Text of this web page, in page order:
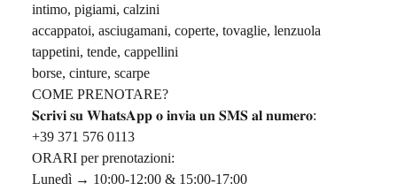
intimo, pigiami, calzini
accappatoi, asciugamani, coperte, tovaglie, lenzuola
tappetini, tende, cappellini
borse, cinture, scarpe
COME PRENOTARE?
𝐒𝐜𝐫𝐢𝐯𝐢 𝐬𝐮 𝐖𝐡𝐚𝐭𝐬𝐀𝐩𝐩 𝐨 𝐢𝐧𝐯𝐢𝐚 𝐮𝐧 𝐒𝐌𝐒 𝐚𝐥 𝐧𝐮𝐦𝐞𝐫𝐨:
+39 371 576 0113
ORARI per prenotazioni:
Lunedì → 10:00-12:00 & 15:00-17:00